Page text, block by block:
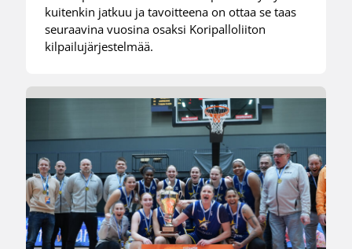
kuitenkin jatkuu ja tavoitteena on ottaa se taas
seuraavina vuosina osaksi Koripalloliiton
kilpailujärjestelmää.